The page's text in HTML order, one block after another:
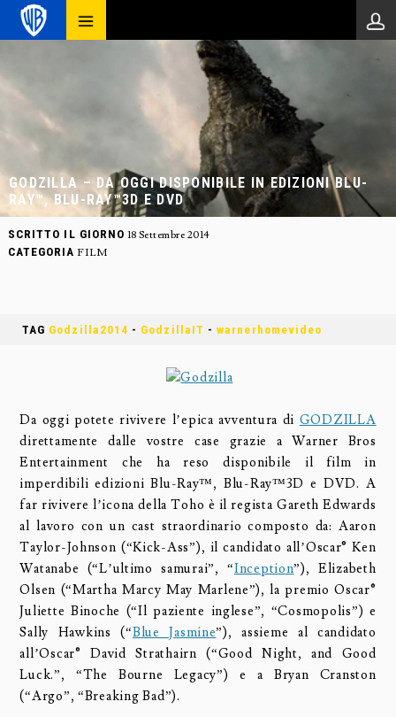
GODZILLA – DA OGGI DISPONIBILE IN EDIZIONI BLU-
RAY™, BLU-RAY™3D E DVD
SCRITTO IL GIORNO 18 Settembre 2014
CATEGORIA FILM
TAG Godzilla2014 - GodzillaIT -warnerhomevideo
Da oggi potete rivivere l’epica avventura di GODZILLA
direttamente dalle vostre case grazie a Warner Bros
Entertainment che ha reso disponibile il film in
imperdibili edizioni Blu-Ray™, Blu-Ray™3D e DVD. A
far rivivere l’icona della Toho è il regista Gareth Edwards
al lavoro con un cast straordinario composto da: Aaron
Taylor-Johnson (“Kick-Ass”), il candidato all’Oscar® Ken
Watanabe (“L’ultimo samurai”, “Inception”), Elizabeth
Olsen (“Martha Marcy May Marlene”), la premio Oscar®
Juliette Binoche (“Il paziente inglese”, “Cosmopolis”) e
Sally Hawkins (“Blue Jasmine”), assieme al candidato
all’Oscar® David Strathairn (“Good Night, and Good
Luck.”, “The Bourne Legacy”) e a Bryan Cranston
(“Argo”, “Breaking Bad”).